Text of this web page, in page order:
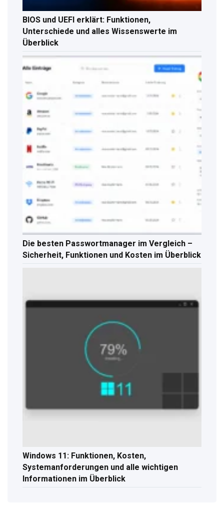
BIOS und UEFI erklärt: Funktionen,
Unterschiede und alles Wissenswerte im
Überblick
Die besten Passwortmanager im Vergleich –
Sicherheit, Funktionen und Kosten im Überblick
Windows 11: Funktionen, Kosten,
Systemanforderungen und alle wichtigen
Informationen im Überblick